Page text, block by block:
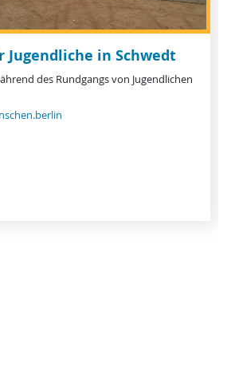
Jugendliche in Schwedt
des Rundgangs von Jugendlichen